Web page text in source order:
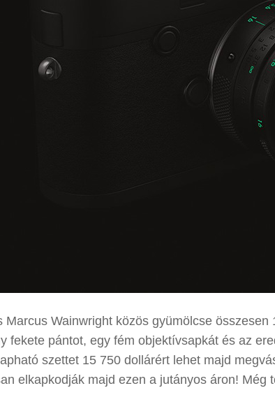
Marcus Wainwright közös gyümölcse
fekete pántot, egy fém objektívsapkát és az
szettet 15 750 dollárért lehet majd
elkapkodják majd ezen a jutányos áron! Még